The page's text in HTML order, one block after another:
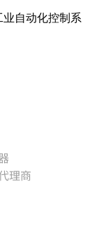
自动化控制系